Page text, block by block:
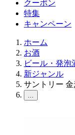
クーポン
特集
キャンペーン
ホーム
お酒
ビール・発泡
新ジャンル
サントリー
...